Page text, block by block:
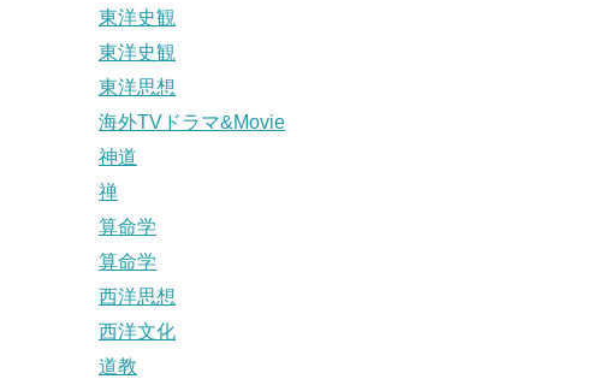
東洋史観
東洋史観
東洋思想
海外TVドラマ&Movie
神道
禅
算命学
算命学
西洋思想
西洋文化
道教